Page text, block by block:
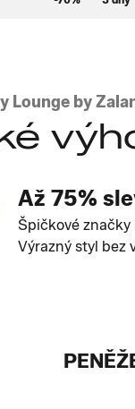
Lounge by
Až 75%
Špičkové značky
Výrazný styl bez